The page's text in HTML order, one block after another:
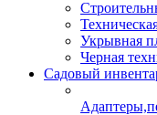
Укрывная
Черная
Садовый